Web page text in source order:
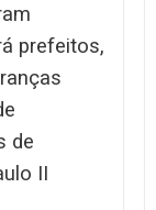
prefeitos,
de
II